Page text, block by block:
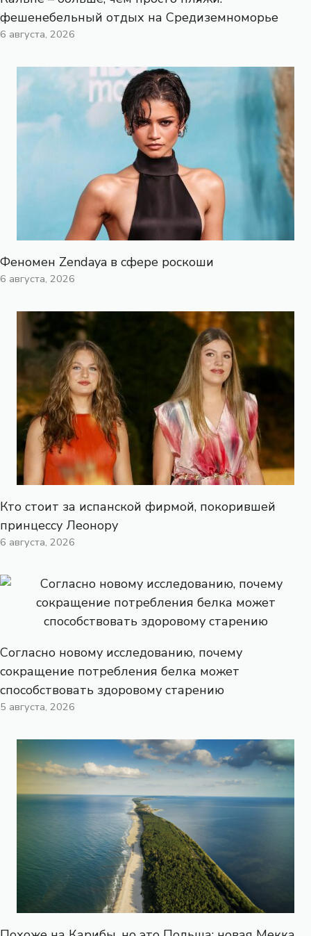
фешенебельный отдых на Средиземноморье
6 августа, 2026
Феномен Zendaya в сфере роскоши
6 августа, 2026
Кто стоит за испанской фирмой, покорившей
принцессу Леонору
6 августа, 2026
Согласно новому исследованию, почему
сокращение потребления белка может
способствовать здоровому старению
5 августа, 2026